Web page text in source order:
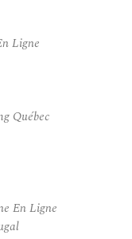
Ligne
Québec
En Ligne